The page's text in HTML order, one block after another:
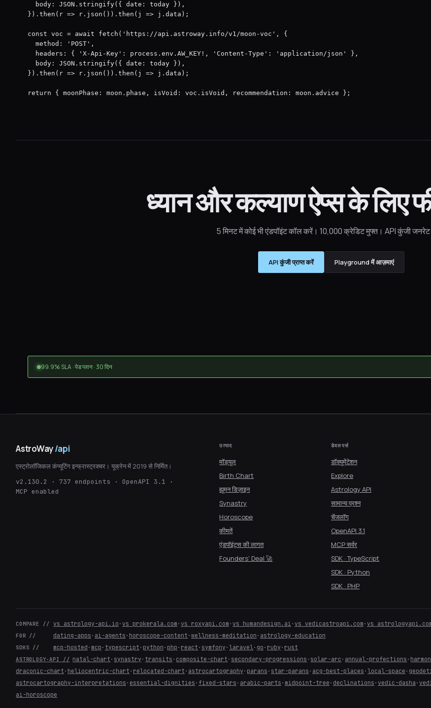
  body: JSON.stringify({ date: today }),
}).then(r => r.json()).then(j => j.data);
const voc = await fetch('https://api.astroway.info/v1/moon-voc', {
  method: 'POST',
  headers: { 'X-Api-Key': process.env.AW_KEY!, 'Content-Type': 'application/json' },
  body: JSON.stringify({ date: today }),
}).then(r => r.json()).then(j => j.data);
return { moonPhase: moon.phase, isVoid: voc.isVoid, recommendation: moon.advice };
ध्यान और कल्याण ऐप्स के लिए
5 मिनट में कोई भी एंडपॉइंट कॉल करें। 10,000 क्रेडिट मुफ्त। API कुंजी
API कुंजी प्राप्त करें Playground में आज़माएं
99.9% SLA · पेड प्लान · 30 दिन
AstroWay/api
एस्ट्रोलॉजिकल कंप्यूटिंग इन्फ्रास्ट्रक्चर। यूक्रेन में 2019 से निर्मित।
v2.130.2 · 737 endpoints · OpenAPI 3.1 ·
MCP enabled
उत्पाद
मॉड्यूल
Birth Chart
ह्यूमन डिज़ाइन
Synastry
Horoscope
कीमतें
एंडपॉइंट्स की लागत
Founders' Deal 🚀
डेवलपर्स
डॉक्यूमेंटेशन
Explore
Astrology API
सामान्य प्रश्न
चेंजलॉग
OpenAPI 3.1
MCP सर्वर
SDK · TypeScript
SDK · Python
SDK · PHP
COMPARE // vs astrology-api.io · vs prokerala.com · vs roxyapi.com · vs humandesign.ai · vs vedicastroapi.com · vs
FOR // dating-apps · ai-agents · horoscope-content · wellness-meditation · astrology-education
SDKS // mcp-hosted · mcp · typescript · python · php · react · symfony · laravel· go · ruby · rust
ASTROLOGY-API // natal-chart · synastry · transits · composite-chart · secondary-progressions · solar-arc · annual-profections ·
draconic-chart · heliocentric-chart · relocated-chart · astrocartography · parans · star-parans · acg-best-places · local-space ·
astrocartography-interpretations · essential-dignities · fixed-stars · arabic-parts · midpoint-tree · declinations · vedic-dasha ·
ai-horoscope